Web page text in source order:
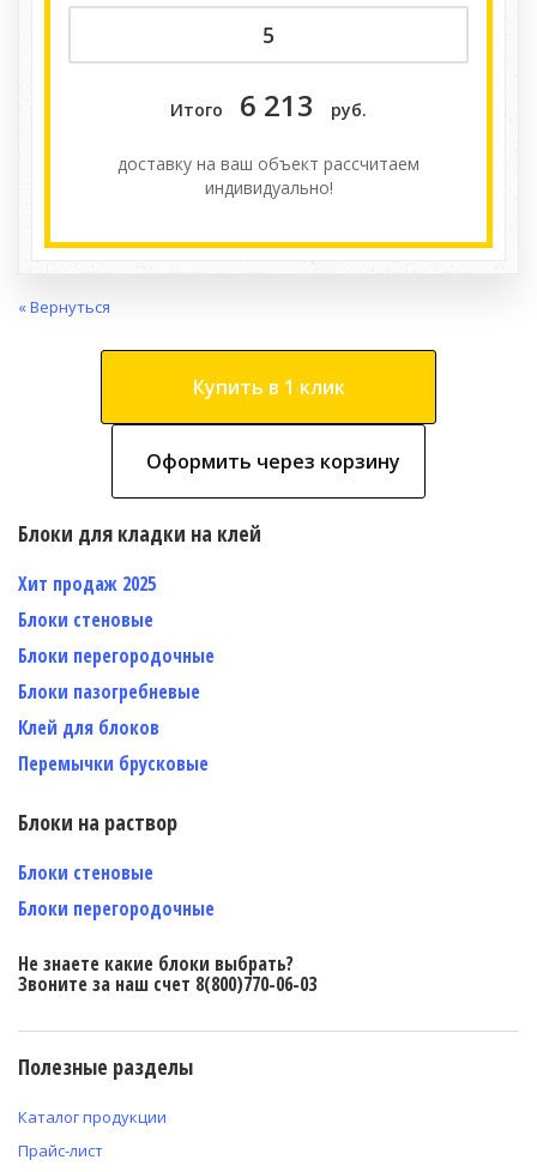
Итого 6 213 руб.
доставку на ваш объект расcчитаем
индивидуально!
« Вернуться
Купить в 1 клик
Оформить через корзину
Блоки для кладки на клей
Хит продаж 2025
Блоки стеновые
Блоки перегородочные
Блоки пазогребневые
Клей для блоков
Перемычки брусковые
Блоки на раствор
Блоки стеновые
Блоки перегородочные
Не знаете какие блоки выбрать?
Звоните за наш счет 8(800)770-06-03
Полезные разделы
Каталог продукции
Прайс-лист